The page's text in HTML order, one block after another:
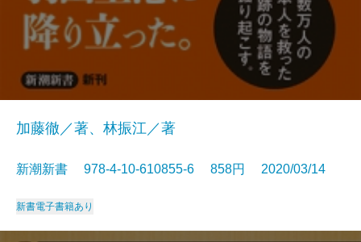
加藤徹／著、林振江／著
新潮新書 978-4-10-610855-6 858円 2020/03/14
新書電子書籍あり